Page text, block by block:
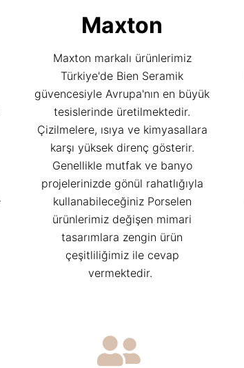
Maxton
Maxton markalı ürünlerimiz
Türkiye'de Bien Seramik
güvencesiyle Avrupa'nın en büyük
tesislerinde üretilmektedir.
Çizilmelere, ısıya ve kimyasallara
karşı yüksek direnç gösterir.
Genellikle mutfak ve banyo
projelerinizde gönül rahatlığıyla
kullanabileceğiniz Porselen
ürünlerimiz değişen mimari
tasarımlara zengin ürün
çeşitliliğimiz ile cevap
vermektedir.